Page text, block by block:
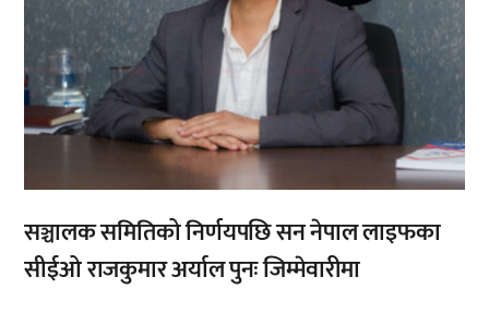
सञ्चालक समितिको निर्णयपछि सन नेपाल लाइफका
सीईओ राजकुमार अर्याल पुनः जिम्मेवारीमा